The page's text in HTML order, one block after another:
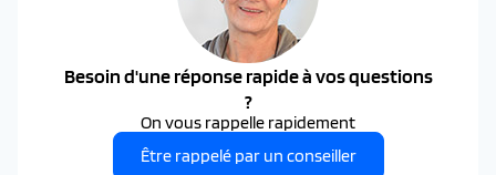
Besoin d'une réponse rapide à vos questions
?
On vous rappelle rapidement
Être rappelé par un conseiller